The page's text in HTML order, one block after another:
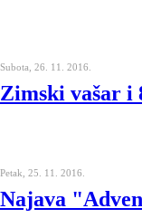
Subota, 26. 11. 2016.
Zimski vašar i
Petak, 25. 11. 2016.
Najava